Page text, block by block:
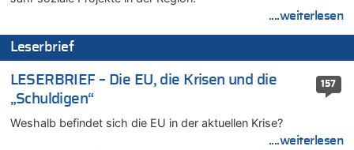
Frau hörte Stimmen aus Haus des verstorbenen Nachbarn
06.08.2026 - 11:52 von Hubert F. zu
Zweite Hitzewelle in diesem Sommer ist jetzt amtlich
06.08.2026 - 11:46 von Ermitler zu
Zweite Hitzewelle in diesem Sommer ist jetzt amtlich
06.08.2026 - 11:42 von Willi Müller zu
Eschweiler: 16-Jähriger soll seine Oma ermordet haben
....weiterlesen
Leserbrief
157
LESERBRIEF – Die EU, die Krisen und die
„Schuldigen“
Weshalb befindet sich die EU in der aktuellen Krise?
....weiterlesen